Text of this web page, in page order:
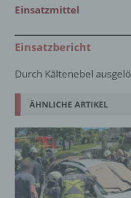
Einsatzmittel
Einsatzbericht
Durch Kältenebel
ÄHNLICHE ARTIKEL